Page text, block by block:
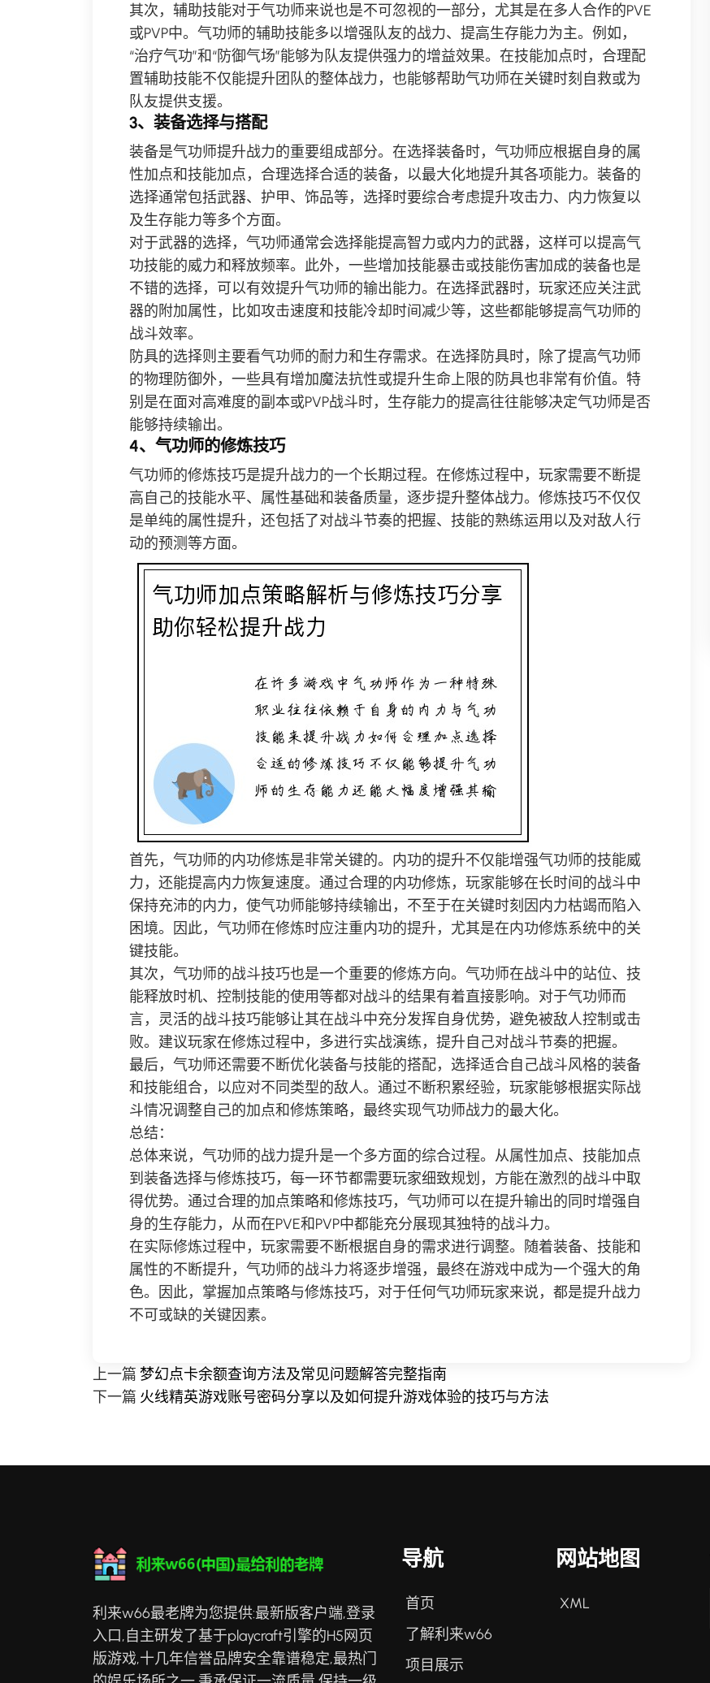
其次，辅助技能对于气功师来说也是不可忽视的一部分，尤其是在多人合作的PVE
或PVP中。气功师的辅助技能多以增强队友的战力、提高生存能力为主。例如，
“治疗气功”和“防御气场”能够为队友提供强力的增益效果。在技能加点时，合理配
置辅助技能不仅能提升团队的整体战力，也能够帮助气功师在关键时刻自救或为
队友提供支援。
3、装备选择与搭配
装备是气功师提升战力的重要组成部分。在选择装备时，气功师应根据自身的属
性加点和技能加点，合理选择合适的装备，以最大化地提升其各项能力。装备的
选择通常包括武器、护甲、饰品等，选择时要综合考虑提升攻击力、内力恢复以
及生存能力等多个方面。
对于武器的选择，气功师通常会选择能提高智力或内力的武器，这样可以提高气
功技能的威力和释放频率。此外，一些增加技能暴击或技能伤害加成的装备也是
不错的选择，可以有效提升气功师的输出能力。在选择武器时，玩家还应关注武
器的附加属性，比如攻击速度和技能冷却时间减少等，这些都能够提高气功师的
战斗效率。
防具的选择则主要看气功师的耐力和生存需求。在选择防具时，除了提高气功师
的物理防御外，一些具有增加魔法抗性或提升生命上限的防具也非常有价值。特
别是在面对高难度的副本或PVP战斗时，生存能力的提高往往能够决定气功师是否
能够持续输出。
4、气功师的修炼技巧
气功师的修炼技巧是提升战力的一个长期过程。在修炼过程中，玩家需要不断提
高自己的技能水平、属性基础和装备质量，逐步提升整体战力。修炼技巧不仅仅
是单纯的属性提升，还包括了对战斗节奏的把握、技能的熟练运用以及对敌人行
动的预测等方面。
首先，气功师的内功修炼是非常关键的。内功的提升不仅能增强气功师的技能威
力，还能提高内力恢复速度。通过合理的内功修炼，玩家能够在长时间的战斗中
保持充沛的内力，使气功师能够持续输出，不至于在关键时刻因内力枯竭而陷入
困境。因此，气功师在修炼时应注重内功的提升，尤其是在内功修炼系统中的关
键技能。
其次，气功师的战斗技巧也是一个重要的修炼方向。气功师在战斗中的站位、技
能释放时机、控制技能的使用等都对战斗的结果有着直接影响。对于气功师而
言，灵活的战斗技巧能够让其在战斗中充分发挥自身优势，避免被敌人控制或击
败。建议玩家在修炼过程中，多进行实战演练，提升自己对战斗节奏的把握。
最后，气功师还需要不断优化装备与技能的搭配，选择适合自己战斗风格的装备
和技能组合，以应对不同类型的敌人。通过不断积累经验，玩家能够根据实际战
斗情况调整自己的加点和修炼策略，最终实现气功师战力的最大化。
总结：
总体来说，气功师的战力提升是一个多方面的综合过程。从属性加点、技能加点
到装备选择与修炼技巧，每一环节都需要玩家细致规划，方能在激烈的战斗中取
得优势。通过合理的加点策略和修炼技巧，气功师可以在提升输出的同时增强自
身的生存能力，从而在PVE和PVP中都能充分展现其独特的战斗力。
在实际修炼过程中，玩家需要不断根据自身的需求进行调整。随着装备、技能和
属性的不断提升，气功师的战斗力将逐步增强，最终在游戏中成为一个强大的角
色。因此，掌握加点策略与修炼技巧，对于任何气功师玩家来说，都是提升战力
不可或缺的关键因素。
上一篇 梦幻点卡余额查询方法及常见问题解答完整指南
下一篇 火线精英游戏账号密码分享以及如何提升游戏体验的技巧与方法
利来w66最老牌为您提供:最新版客户端,登录
入口,自主研发了基于playcraft引擎的H5网页
版游戏,十几年信誉品牌安全靠谱稳定,最热门
导航
首页
了解利来w66
项目展示
网站地图
XML